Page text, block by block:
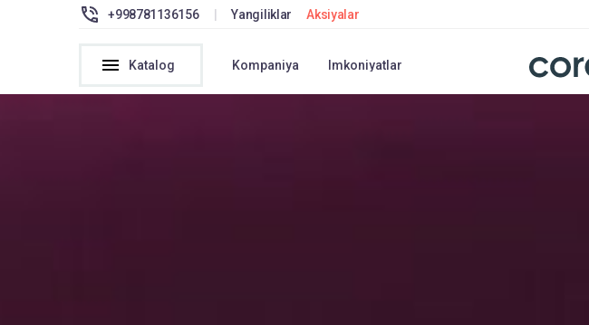
+998781136156 | Yangiliklar Aksiyalar
Katalog Kompaniya Imkoniyatlar